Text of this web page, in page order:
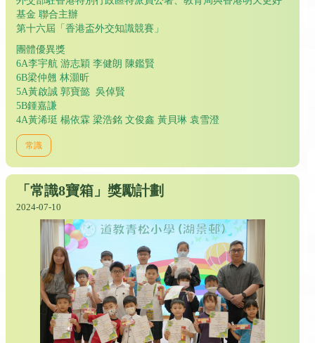
基金 聯合主辦
第十六屆「香港盃外交知識競賽」
團體優異獎
6A李宇航 游志穎 李健朗 陳鑑賢
6B梁仲翹 林灝昕
5A黃啟誠 郭寶懿 吳倬賢
5B鍾嘉謙
4A黃浠珽 楊依霖 梁浩銘 文俊鑫 黃貝琳 袁雪澄
常識
「常識8寶箱」獎勵計劃
2024-07-10